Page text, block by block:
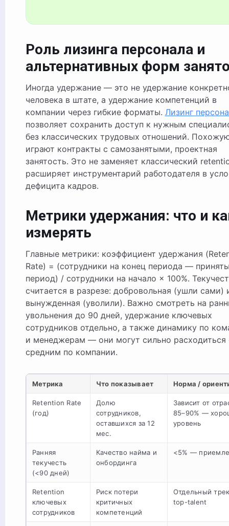
Роль лизинга персонала и
альтернативных форм
Иногда удержание — это не удержание
человека в штате, а удержание компетенций в
компании через гибкие форматы. Лизинг
позволяет сохранить доступ к нужным
без классических трудовых отношений.
играют контракты с самозанятыми, проектная
занятость. Это не заменяет классический
расширяет инструментарий работодателя в
дефицита кадров.
Метрики удержания: что и
измерять
Главные метрики: коэффициент удержания
Rate) = (сотрудники на конец периода —
период) / сотрудники на начало × 100%.
считается в разрезе: добровольная (ушли сами)
вынужденная (уволили). Важно смотреть на
увольнения до 90 дней, удержание ключевых
сотрудников отдельно, а также динамику по
и менеджерам — они могут сильно расходиться
средним по компании.
Метрика Что показывает Норма /
Retention Rate
(год)
Долю
сотрудников,
оставшихся за 12
мес.
Зависит от
85–90% —
уровень
Ранняя
текучесть
(<90 дней)
Качество найма и
онбординга
<5% —
Retention
ключевых
сотрудников
Риск потери
критичных
компетенций
Отдельный
top-talent